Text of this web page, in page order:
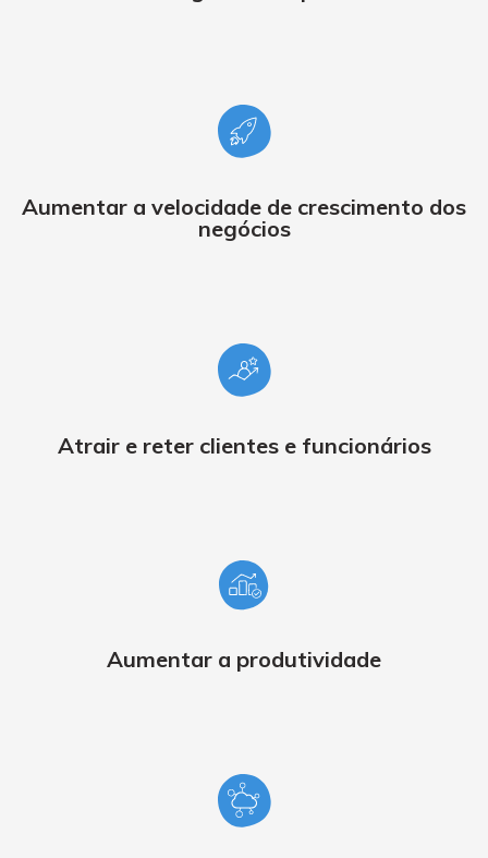
Aumentar a velocidade de crescimento dos
negócios
Atrair e reter clientes e funcionários
Aumentar a produtividade